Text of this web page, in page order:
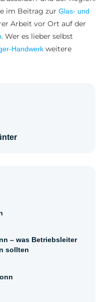
im Beitrag zur Glas- und
Arbeit vor Ort auf der
. Wer es lieber selbst
Handwerk weitere
– was Betriebsleiter
sollten